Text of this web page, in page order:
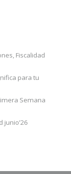
Fiscalidad
para tu
Semana
junio’26